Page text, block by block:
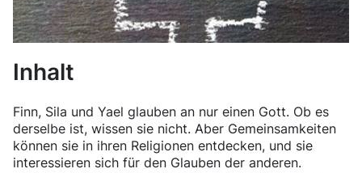
Inhalt
Finn, Sila und Yael glauben an nur einen Gott. Ob es
derselbe ist, wissen sie nicht. Aber Gemeinsamkeiten
können sie in ihren Religionen entdecken, und sie
interessieren sich für den Glauben der anderen.